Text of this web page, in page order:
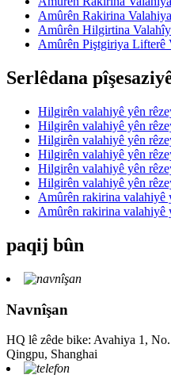
Amûrên Rakirina
Amûrên Hilgirtina
Amûrên Piştgiriya Lifterê
Serlêdana
Hilgirên valahiyê yên
Hilgirên valahiyê yên
Hilgirên valahiyê yên
Hilgirên valahiyê yên
Hilgirên valahiyê yên
Hilgirên valahiyê yên
Amûrên rakirina valahiyê
Amûrên rakirina valahiyê
paqij bûn
Navnîşan
HQ lê zêde bike: Avahiya 1,
Qingpu, Shanghai